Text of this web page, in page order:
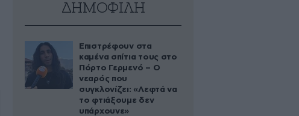
ΔΗΜΟΦΙΛΗ
Επιστρέφουν στα
καμένα σπίτια τους στο
Πόρτο Γερμενό – Ο
νεαρός που
συγκλονίζει: «Λεφτά να
το φτιάξουμε δεν
υπάρχουνε»